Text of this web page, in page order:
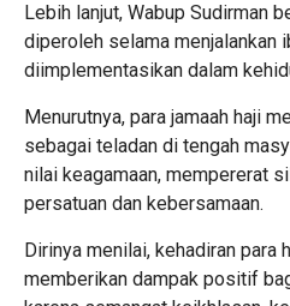
Lebih lanjut, Wabup Sudirman
diperoleh selama menjalankan
diimplementasikan dalam
Menurutnya, para jamaah haji
sebagai teladan di tengah
nilai keagamaan, mempererat
persatuan dan kebersamaan.
Dirinya menilai, kehadiran para
memberikan dampak positif